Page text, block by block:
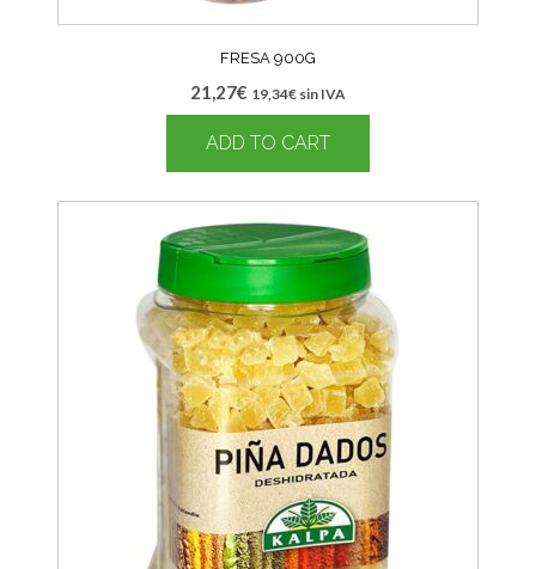
FRESA 900G
21,27€ 19,34€ sin IVA
ADD TO CART